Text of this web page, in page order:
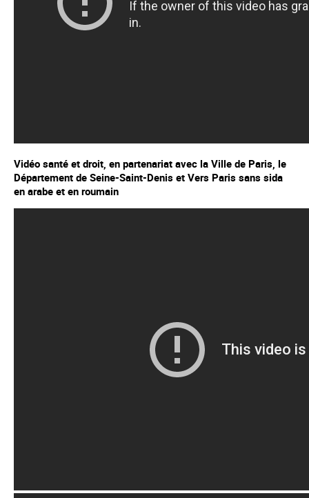
Vidéo santé et droit, en partenariat avec la Ville de Paris, le
Département de Seine-Saint-Denis et Vers Paris sans sida
en arabe et en roumain